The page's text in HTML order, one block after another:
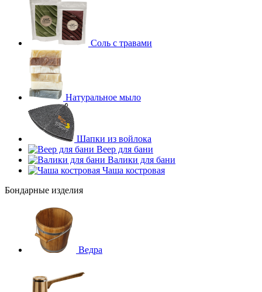
Соль с травами
Натуральное мыло
Шапки из войлока
Веер для бани
Валики для бани
Чаша костровая
Бондарные изделия
Ведра